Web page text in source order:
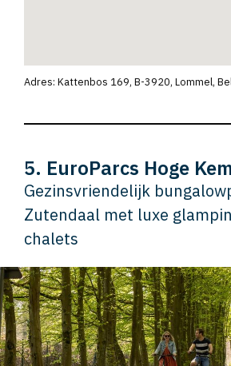
Adres: Kattenbos 169, B-3920, Lommel,
5. EuroParcs Hoge
Gezinsvriendelijk
Zutendaal met luxe
chalets